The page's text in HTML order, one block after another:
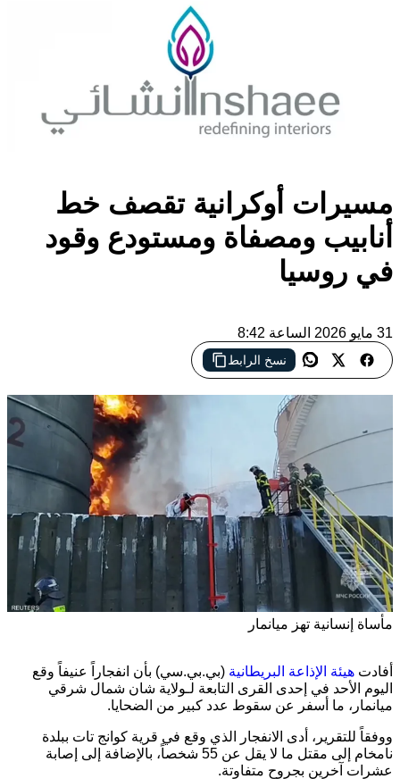
مسيرات أوكرانية تقصف خط
أنابيب ومصفاة ومستودع وقود
في روسيا
31 مايو 2026 الساعة 8:42
نسخ الرابط
مأساة إنسانية تهز ميانمار
أفادت هيئة الإذاعة البريطانية (بي.بي.سي) بأن انفجاراً عنيفاً وقع
اليوم الأحد في إحدى القرى التابعة لـولاية شان شمال شرقي
ميانمار ، ما أسفر عن سقوط عدد كبير من الضحايا.
ووفقاً للتقرير، أدى الانفجار الذي وقع في قرية كوانج تات ببلدة
نامخام إلى مقتل ما لا يقل عن 55 شخصاً، بالإضافة إلى إصابة
عشرات آخرين بجروح متفاوتة.